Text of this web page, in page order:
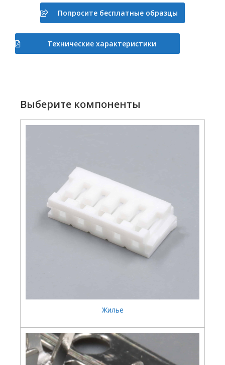
Попросите бесплатные образцы
Технические характеристики
Выберите компоненты
Жилье